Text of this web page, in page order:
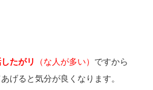
たがリ （な人が多い） ですから
げると気分が良くなります。